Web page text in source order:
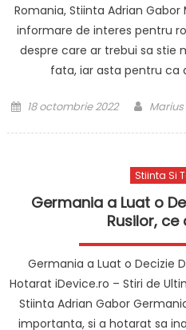
Romania, Stiinta Adrian
informare de interes pentru
despre care ar trebui sa stie
fata, iar asta pentru ca
Posted
18 octombrie 2022 Author
Stiinta Si
Germania a Luat o
Rusilor,
Germania a Luat o Decizie
Hotarat iDevice.ro – Stiri de
Stiinta Adrian Gabor
importanta, si a hotarat sa